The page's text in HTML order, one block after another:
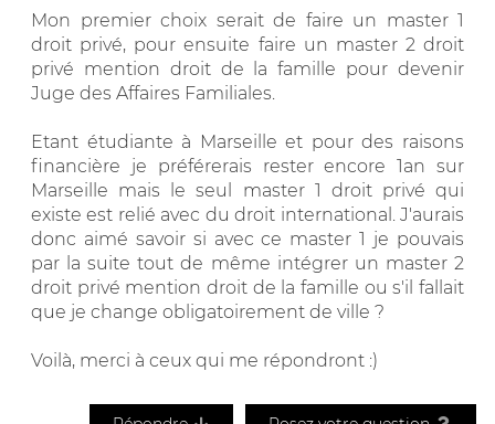
Mon premier choix serait de faire un master 1
droit privé, pour ensuite faire un master 2 droit
privé mention droit de la famille pour devenir
Juge des Affaires Familiales.
Etant étudiante à Marseille et pour des raisons
financière je préférerais rester encore 1an sur
Marseille mais le seul master 1 droit privé qui
existe est relié avec du droit international. J'aurais
donc aimé savoir si avec ce master 1 je pouvais
par la suite tout de même intégrer un master 2
droit privé mention droit de la famille ou s'il fallait
que je change obligatoirement de ville ?
Voilà, merci à ceux qui me répondront :)